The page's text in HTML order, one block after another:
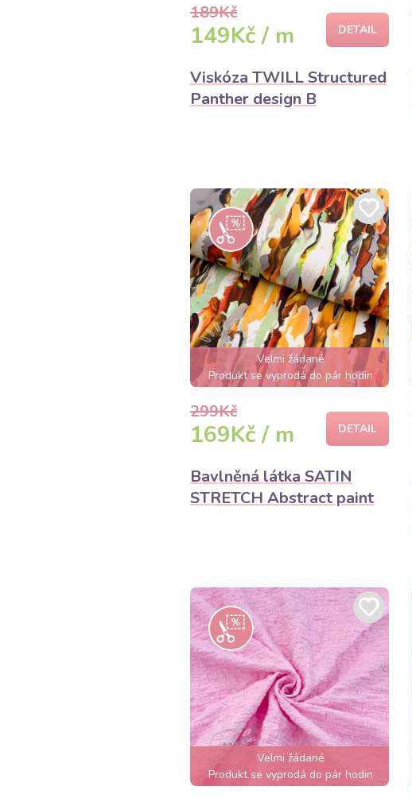
189Kč
149Kč / m DETAIL
Viskóza TWILL Structured
Panther design B
Velmi žádané
Produkt se vyprodá do pár hodin
299Kč
169Kč / m DETAIL
Bavlněná látka SATIN
STRETCH Abstract paint
Velmi žádané
Produkt se vyprodá do pár hodin